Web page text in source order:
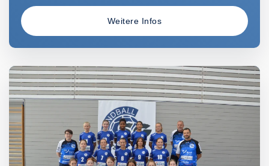
Weitere Infos